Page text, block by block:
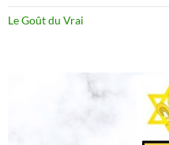
Le Goût du Vrai